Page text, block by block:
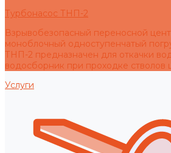
Турбонасос ТНП-2
Взрывобезопасный переносной
моноблочный одноступенчатый
ТНП-2 предназначен для откачки
водосборник при проходке стволов
Услуги